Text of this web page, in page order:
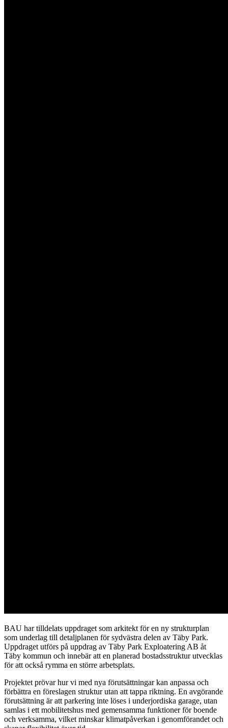
BAU har tilldelats uppdraget som arkitekt för en ny strukturplan
som underlag till detaljplanen för sydvästra delen av Täby Park.
Uppdraget utförs på uppdrag av Täby Park Exploatering AB åt
Täby kommun och innebär att en planerad bostadsstruktur utvecklas
för att också rymma en större arbetsplats.
Projektet prövar hur vi med nya förutsättningar kan anpassa och
förbättra en föreslagen struktur utan att tappa riktning. En avgörande
förutsättning är att parkering inte löses i underjordiska garage, utan
samlas i ett mobilitetshus med gemensamma funktioner för boende
och verksamma, vilket minskar klimatpåverkan i genomförandet och